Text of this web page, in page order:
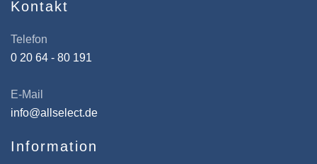
Kontakt
Telefon
0 20 64 - 80 191
E-Mail
info@allselect.de
Information